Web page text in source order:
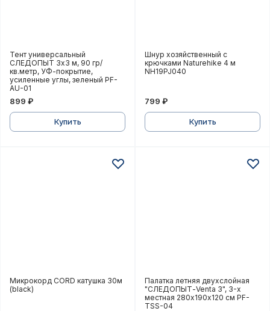
Тент универсальный СЛЕДОПЫТ 3x3 м, 90 гр/
Тент универсальный
СЛЕДОПЫТ 3x3 м, 90 гр/
кв.метр, УФ-покрытие,
усиленные углы, зеленый PF-
AU-01
899 ₽
Купить
Шнур хозяйственный с
Шнур хозяйственный с
крючками Naturehike 4 м
NH19PJ040
799 ₽
Купить
Микрокорд CORD катушка 30м (black)
Микрокорд CORD катушка 30м
(black)
Палатка летняя
Палатка летняя двухслойная
"СЛЕДОПЫТ-Venta 3", 3-х
местная 280х190х120 см PF-
TSS-04